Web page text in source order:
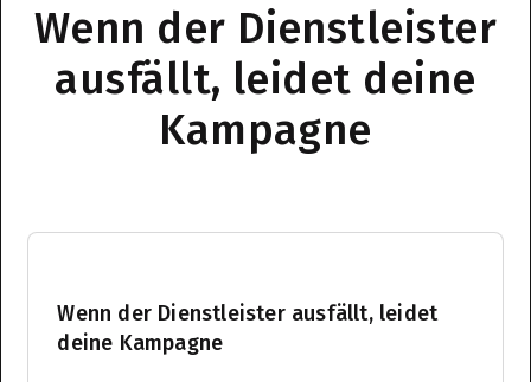
Wenn der Dienstleister
ausfällt, leidet deine
Kampagne
Wenn der Dienstleister ausfällt, leidet
deine Kampagne